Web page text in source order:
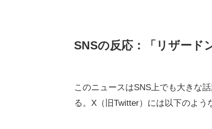
SNSの反応：「リザード
このニュースはSNS上でも大きな
る。X（旧Twitter）には以下のよう